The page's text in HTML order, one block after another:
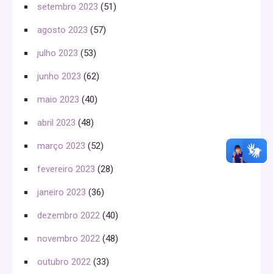
setembro 2023 (51)
agosto 2023 (57)
julho 2023 (53)
junho 2023 (62)
maio 2023 (40)
abril 2023 (48)
março 2023 (52)
fevereiro 2023 (28)
janeiro 2023 (36)
dezembro 2022 (40)
novembro 2022 (48)
outubro 2022 (33)